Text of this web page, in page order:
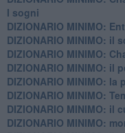
I sogni
DIZIONARIO MINIMO:
DIZIONARIO MINIMO: il
DIZIONARIO MINIMO:
DIZIONARIO MINIMO: il
DIZIONARIO MINIMO: la
DIZIONARIO MINIMO:
DIZIONARIO MINIMO: il
DIZIONARIO MINIMO: